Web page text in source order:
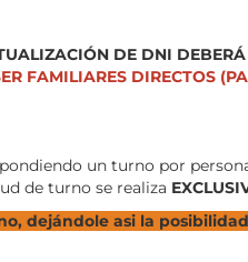
DE DNI
FAMILIARES DIRECTOS
un turno por
de turno se realiza
dejándole asi la